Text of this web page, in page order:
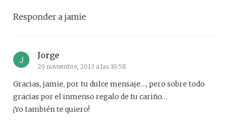
Responder a jamie
Jorge
29 noviembre, 2013 a las 19:58
Gracias, jamie, por tu dulce mensaje…, pero sobre todo
gracias por el inmenso regalo de tu cariño…
¡Yo también te quiero!